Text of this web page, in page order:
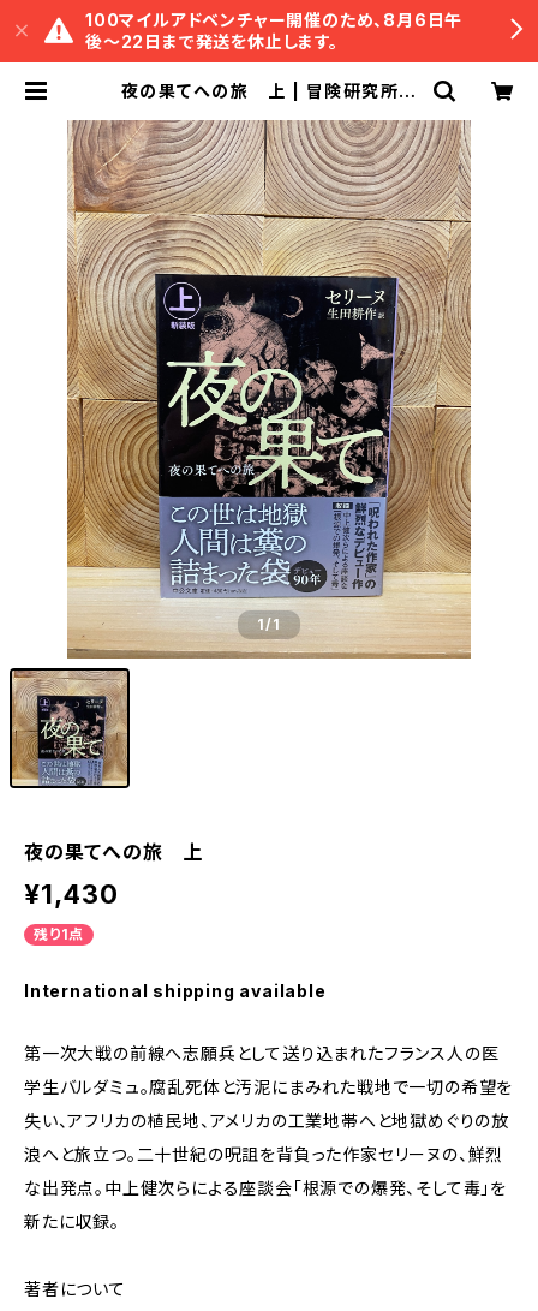
100マイルアドベンチャー開催のため、8月6日午
後〜22日まで発送を休止します。
夜の果てへの旅 上 | 冒険研究所書
1/1
夜の果てへの旅 上
¥1,430
残り1点
International shipping available
第一次大戦の前線へ志願兵として送り込まれたフランス人の医
学生バルダミュ。腐乱死体と汚泥にまみれた戦地で一切の希望を
失い、アフリカの植民地、アメリカの工業地帯へと地獄めぐりの放
浪へと旅立つ。二十世紀の呪詛を背負った作家セリーヌの、鮮烈
な出発点。中上健次らによる座談会「根源での爆発、そして毒」を
新たに収録。
著者について